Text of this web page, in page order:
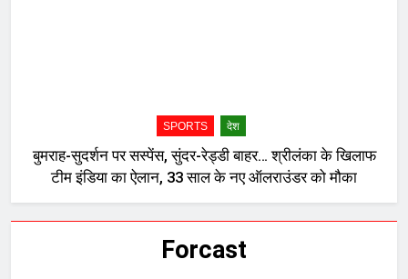
SPORTS देश
बुमराह-सुदर्शन पर सस्पेंस, सुंदर-रेड्डी बाहर… श्रीलंका के खिलाफ
टीम इंडिया का ऐलान, 33 साल के नए ऑलराउंडर को मौका
Forcast